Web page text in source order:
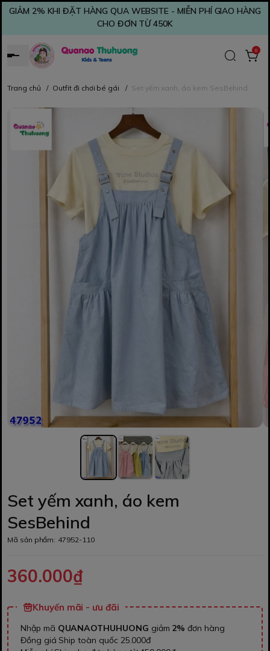
GIẢM 2% KHI ĐẶT HÀNG QUA WEBSITE - MIỄN PHÍ GIAO HÀNG
CHO ĐƠN TỪ 450K
0
Trang chủ / Outfit đi chơi bé gái / Set yếm xanh, áo kem SesBehind
Set yếm xanh, áo kem
SesBehind
Mã sản phẩm: 47952-110
360.000₫
Khuyến mãi - ưu đãi
Nhập mã QUANAOTHUHUONG giảm 2% đơn hàng
Đồng giá Ship toàn quốc 25.000đ